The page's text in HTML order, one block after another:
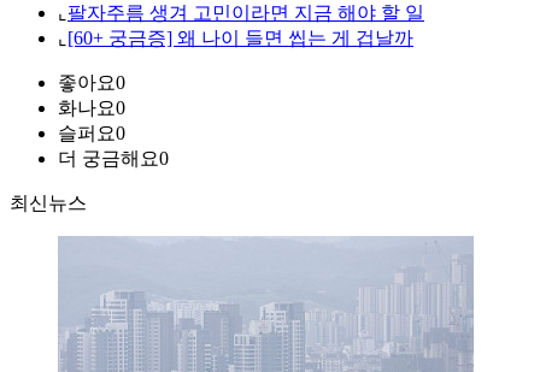
⌞ 팔자주름 생겨 고민이라면 지금 해야 할 일
⌞ [60+ 궁금증] 왜 나이 들면 씹는 게 겁날까
좋아요0
화나요0
슬퍼요0
더 궁금해요0
최신뉴스